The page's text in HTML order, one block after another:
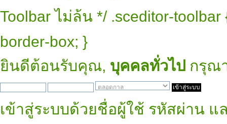
Toolbar ไม่ล้น */ .sceditor-
border-box; }
ยินดีต้อนรับคุณ, บุคคลทั่วไป กรุณ
เข้าสู่ระบบด้วยชื่อผู้ใช้ รหัสผ่าน แ